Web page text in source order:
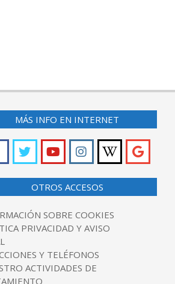
MÁS INFO EN INTERNET
OTROS ACCESOS
SOBRE COOKIES
PRIVACIDAD Y AVISO
Y TELÉFONOS
ACTIVIDADES DE